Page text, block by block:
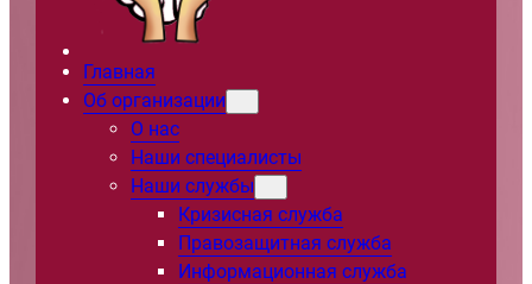
Главная
Об организации
О нас
Наши специалисты
Наши службы
Кризисная служба
Правозащитная служба
Информационная служба